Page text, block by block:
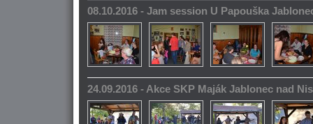
08.10.2016 - Jam session U Papouška
24.09.2016 - Akce SKP Maják Jablonec nad